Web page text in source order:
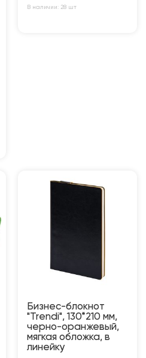
В наличии: 28 шт
Бизнес-блокнот
"Trendi", 130*210 мм,
черно-оранжевый,
мягкая обложка, в
линейку